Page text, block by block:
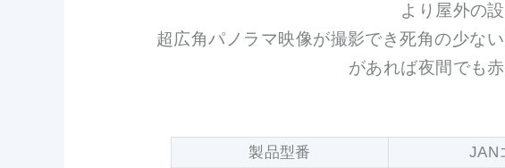
より屋外の
超広角パノラマ映像が撮影でき死角の少な
があれば夜間でも
製品型番 JAN